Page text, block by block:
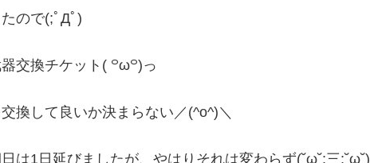
ので(;ﾟДﾟ)
交換チケット( ꒪ω꒪)っ
換して良いか決まらない／(^o^)＼
は1日延びましたが、やはりそれは変わらず(˘ω˘;三;˘ω˘)